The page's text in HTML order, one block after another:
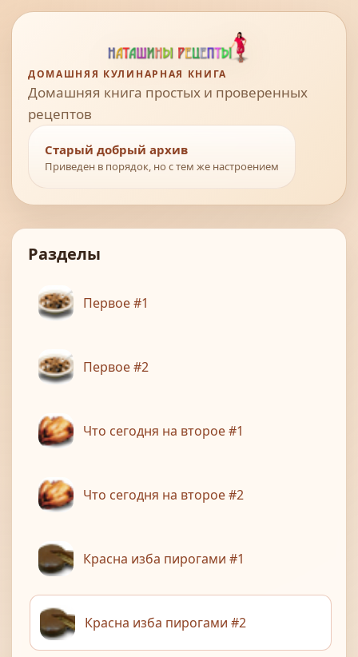
ДОМАШНЯЯ КУЛИНАРНАЯ КНИГА
Домашняя книга простых и проверенных
рецептов
Старый добрый архив
Приведен в порядок, но с тем же настроением
Разделы
Первое #1
Первое #2
Что сегодня на второе #1
Что сегодня на второе #2
Красна изба пирогами #1
Красна изба пирогами #2